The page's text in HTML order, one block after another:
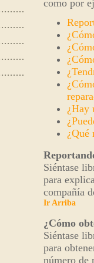
como por
¿Hay
¿Qué
Siéntase
para
compañía
Ir Arriba
¿Cómo
Siéntase
para
número de